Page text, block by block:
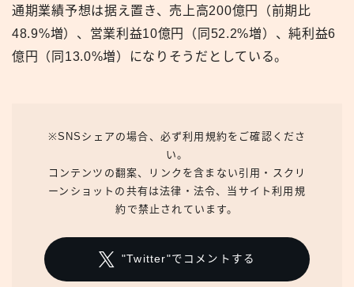
通期業績予想は据え置き、売上高200億円（前期比
48.9%増）、営業利益10億円（同52.2%増）、純利益6
億円（同13.0%増）になりそうだとしている。
※SNSシェアの場合、必ず利用規約をご確認くださ
い。
コンテンツの翻案、リンクを含まない引用・スクリ
ーンショットの共有は法律・法令、当サイト利用規
約で禁止されています。
"Twitter"でコメントする